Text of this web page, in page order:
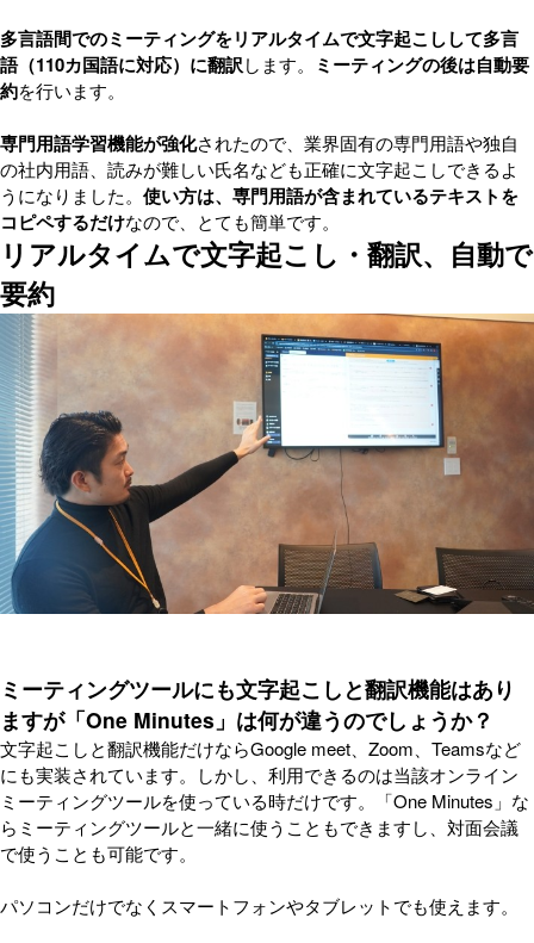
多言語間でのミーティングをリアルタイムで文字起こしして多言
語（110カ国語に対応）に翻訳します。
ミーティングの後は自動要
約を行います。
専門用語学習機能が強化されたので、業界固有の専門用語や独自
の社内用語、読みが難しい氏名なども正確に文字起こしできるよ
うになりました。 使い方は、専門用語が含まれているテキストを
コピペするだけなので、とても簡単です。
リアルタイムで文字起こし・翻訳、自動で
要約
ミーティングツールにも文字起こしと翻訳機能はあり
ますが「One Minutes」は何が違うのでしょうか？
文字起こしと翻訳機能だけならGoogle meet、Zoom、Teamsなど
にも実装されています。しかし、利用できるのは当該オンライン
ミーティングツールを使っている時だけです。「One Minutes」な
らミーティングツールと一緒に使うこともできますし、対面会議
で使うことも可能です。
パソコンだけでなくスマートフォンやタブレットでも使えます。